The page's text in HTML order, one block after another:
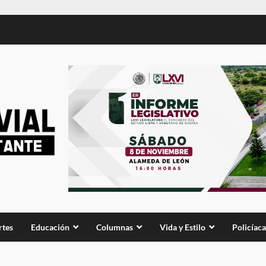
Educación Columnas Vida y Estilo Policíaca